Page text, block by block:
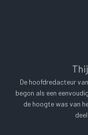
De hoofdredacteur
begon als een
de hoogte was van